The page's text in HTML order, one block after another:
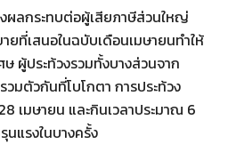
ผลกระทบต่อผู้เสียภาษีส่วนใหญ่
ที่เสนอในฉบับเดือนเมษายนทำให้
ษ ผู้ประท้วงรวมทั้งบางส่วนจาก
มตัวกันที่โบโกตา การประท้วง
เมษายน และกินเวลาประมาณ 6
แรงในบางครั้ง